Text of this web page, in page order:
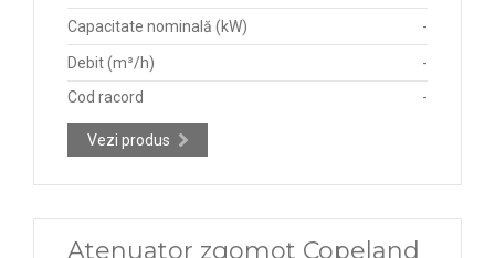
Capacitate nominală (kW) -
Debit (m³/h)
-
Cod racord
-
Vezi produs
Atenuator zgomot Copeland